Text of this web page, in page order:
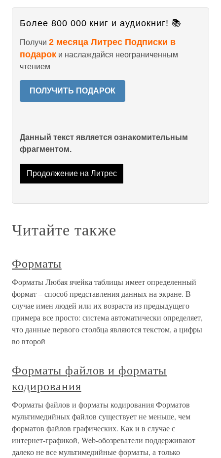
Более 800 000 книг и аудиокниг! 📚
Получи 2 месяца Литрес Подписки в
подарок и наслаждайся неограниченным
чтением
ПОЛУЧИТЬ ПОДАРОК
Данный текст является ознакомительным
фрагментом.
Продолжение на Литрес
Читайте также
Форматы
Форматы Любая ячейка таблицы имеет определенный
формат – способ представления данных на экране. В
случае имен людей или их возраста из предыдущего
примера все просто: система автоматически определяет,
что данные первого столбца являются текстом, а цифры
во второй
Форматы файлов и форматы
кодирования
Форматы файлов и форматы кодирования Форматов
мультимедийных файлов существует не меньше, чем
форматов файлов графических. Как и в случае с
интернет-графикой, Web-обозреватели поддерживают
далеко не все мультимедийные форматы, а только